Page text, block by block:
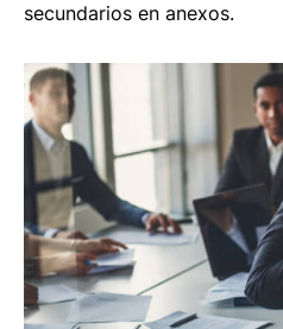
secundarios en anexos.